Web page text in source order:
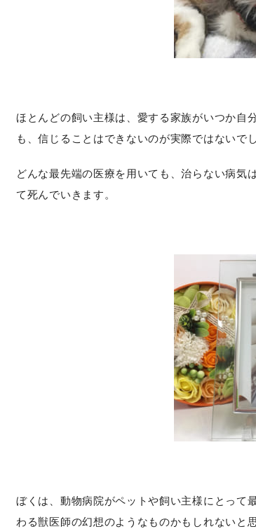
ほとんどの飼い主様は、愛する家族がいつか自
も、信じることはできないのが実際ではないで
どんな最先端の医療を用いても、治らない病気
て死んでいきます。
ぼくは、動物病院がペットや飼い主様にとって
わる獣医師の幻想のようなものかもしれないと